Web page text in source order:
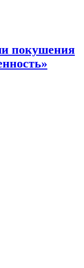
покушения